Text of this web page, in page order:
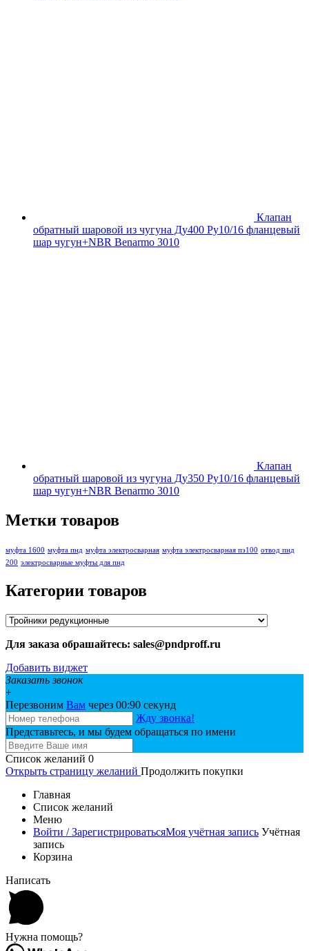
Клапан
обратный шаровой из чугуна Ду400 Ру10/16 фланцевый
шар чугун+NBR Benarmo 3010
Клапан
обратный шаровой из чугуна Ду350 Ру10/16 фланцевый
шар чугун+NBR Benarmo 3010
Метки товаров
муфта 1600 муфта пнд муфта электросварная муфта электросварная пэ100 отвод пнд
200 электросварные муфты для пнд
Категории товаров
Для заказа обрашайтесь: sales@pndproff.ru
Добавить виджет
Заказать звонок
+
Перезвоним Вам через 00:90 секунд
Жду звонка!
Представьтесь, и мы будем обращаться по имени
Список желаний 0
Открыть страницу желаний Продолжить покупки
Главная
Список желаний
Меню
Войти / ЗарегистрироватьсяМоя учётная запись Учётная
запись
Корзина
Написать
Нужна помощь?